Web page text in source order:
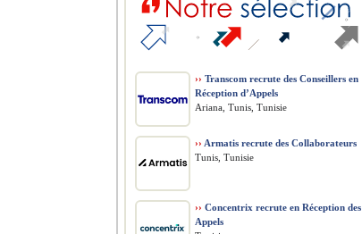
›› Transcom recrute des Conseillers en
Réception d’Appels
Ariana, Tunis, Tunisie
›› Armatis recrute des Collaborateurs
Tunis, Tunisie
›› Concentrix recrute en Réception des
Appels